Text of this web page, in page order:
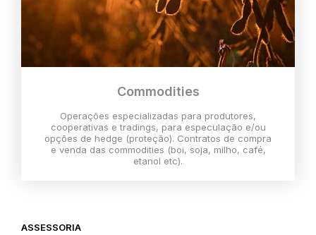
Commodities
Operações especializadas para produtores,
cooperativas e tradings, para especulação e/ou
opções de hedge (proteção). Contratos de compra
e venda das commodities (boi, soja, milho, café,
etanol etc).
ASSESSORIA